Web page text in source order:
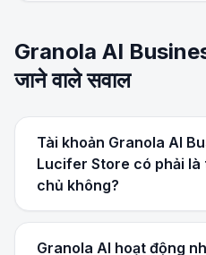
Granola AI
जाने वाले सवाल
Tài khoản Granola AI
Lucifer Store có phải là
chủ không?
Granola AI hoạt động